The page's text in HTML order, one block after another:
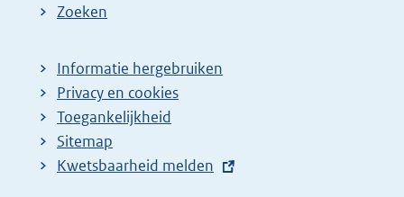
Zoeken
Informatie hergebruiken
Privacy en cookies
Toegankelijkheid
Sitemap
E
Kwetsbaarheid melden